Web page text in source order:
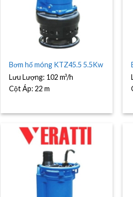
Bơm hố móng KTZ45.5 5.5Kw
Lưu Lượng: 102 m³/h
Cột Áp:22 m